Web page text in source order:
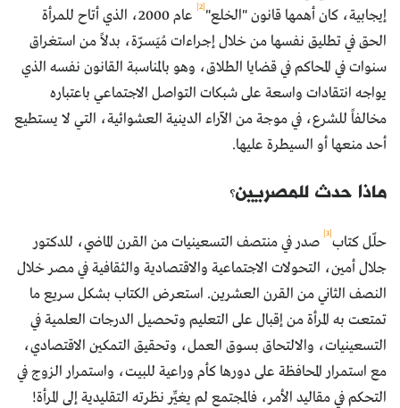
إيجابية، كان أهمها قانون "الخلع"[2]
عام 2000، الذي أتاح للمرأة
الحق في تطليق نفسها من خلال إجراءات مُيَسرّة، بدلاً من استغراق
سنوات في المحاكم في قضايا الطلاق، وهو بالمناسبة القانون نفسه الذي
يواجه انتقادات واسعة على شبكات التواصل الاجتماعي باعتباره
مخالفاً للشرع، في موجة من الآراء الدينية العشوائية، التي لا يستطيع
أحد منعها أو السيطرة عليها.
ماذا حدث للمصريين؟
حلّل كتاب[3]
صدر في منتصف التسعينيات من القرن الماضي، للدكتور
جلال أمين، التحولات الاجتماعية والاقتصادية والثقافية في مصر خلال
النصف الثاني من القرن العشرين. استعرض الكتاب بشكل سريع ما
تمتعت به المرأة من إقبال على التعليم وتحصيل الدرجات العلمية في
التسعينيات، والالتحاق بسوق العمل، وتحقيق التمكين الاقتصادي،
مع استمرار المحافظة على دورها كأم وراعية للبيت، واستمرار الزوج في
التحكم في مقاليد الأمر، فالمجتمع لم يغيِّر نظرته التقليدية إلى المرأة!